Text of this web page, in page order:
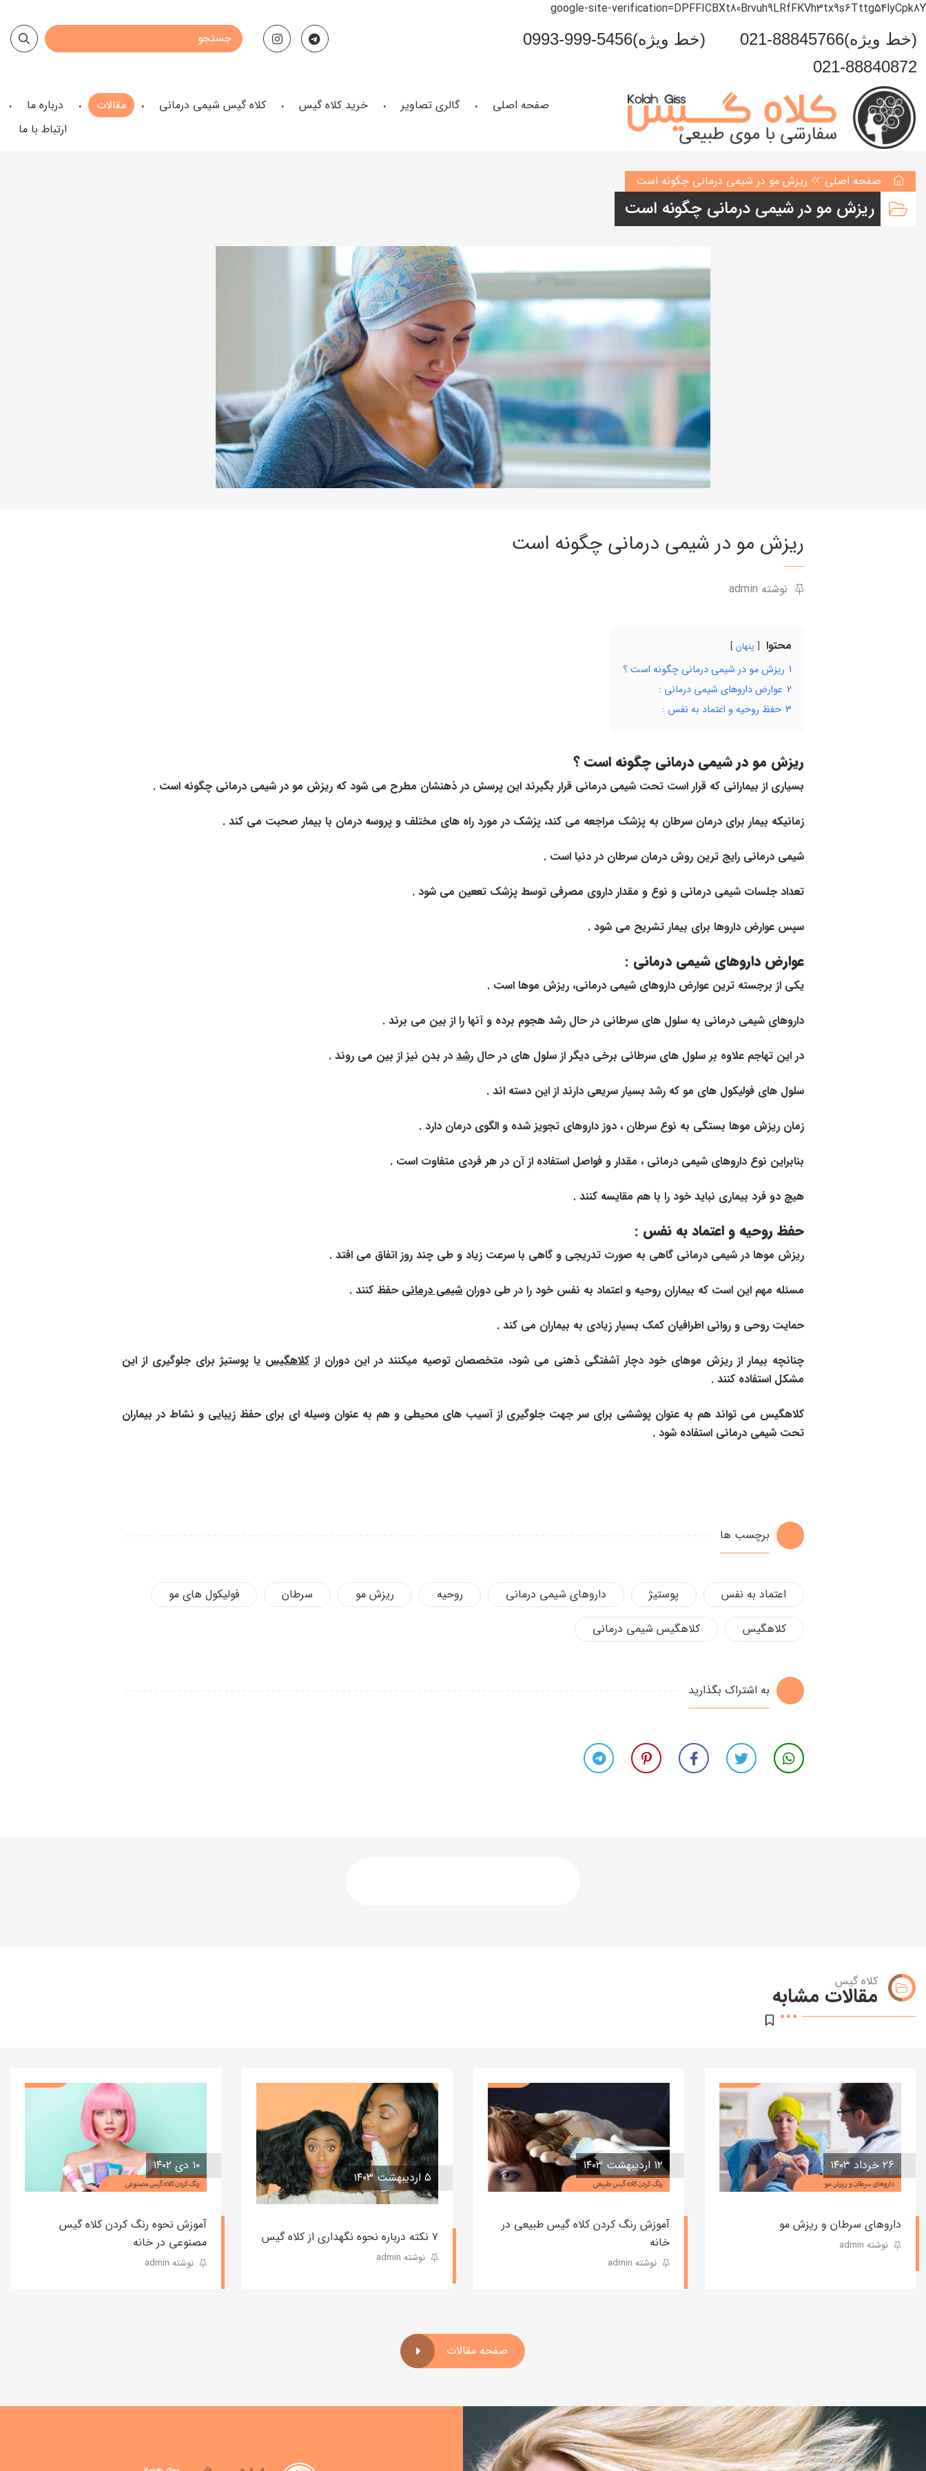
google-site-verification=DPFFICBXt80Brvuh9LRfFKVh3tx9s6Tttg54lyCpk8Y
021-88845766(خط ویژه)
0993-999-5456(خط ویژه)
021-88840872
صفحه اصلی گالری تصاویر خرید کلاه گیس کلاه گیس شیمی درمانی مقالات
درباره ما
ارتباط با ما
صفحه اصلی ریزش مو در شیمی درمانی چگونه است
ریزش مو در شیمی درمانی چگونه است
ریزش مو در شیمی درمانی چگونه است
نوشته admin
محتوا پنهان
1 ریزش مو در شیمی درمانی چگونه است ؟
2 عوارض داروهای شیمی درمانی :
3 حفظ روحیه و اعتماد به نفس :
ریزش مو در شیمی درمانی چگونه است ؟
بسیاری از بیمارانی که قرار است تحت شیمی درمانی قرار بگیرند این پرسش در ذهنشان مطرح می شود که ریزش مو در شیمی درمانی چگونه است .
زمانیکه بیمار برای درمان سرطان به پزشک مراجعه می کند، پزشک در مورد راه های مختلف و پروسه درمان با بیمار صحبت می کند .
شیمی درمانی رایج ترین روش درمان سرطان در دنیا است .
تعداد جلسات شیمی درمانی و نوع و مقدار داروی مصرفی توسط پزشک تععین می شود .
سپس عوارض داروها برای بیمار تشریح می شود .
عوارض داروهای شیمی درمانی :
یکی از برجسته ترین عوارض داروهای شیمی درمانی، ریزش موها است .
داروهای شیمی درمانی به سلول های سرطانی در حال رشد هجوم برده و آنها را از بین می برند .
در این تهاجم علاوه بر سلول های سرطانی برخی دیگر از سلول های در حال رشد در بدن نیز از بین می روند .
سلول های فولیکول های مو که رشد بسیار سریعی دارند از این دسته اند .
زمان ریزش موها بستگی به نوع سرطان ، دوز داروهای تجویز شده و الگوی درمان دارد .
بنابراین نوع داروهای شیمی درمانی ، مقدار و فواصل استفاده از آن در هر فردی متفاوت است .
هیچ دو فرد بیماری نباید خود را با هم مقایسه کنند .
حفظ روحیه و اعتماد به نفس :
ریزش موها در شیمی درمانی گاهی به صورت تدریجی و گاهی با سرعت زیاد و طی چند روز اتفاق می افتد .
مسئله مهم این است که بیماران روحیه و اعتماد به نفس خود را در طی دوران شیمی درمانی حفظ کنند .
حمایت روحی و روانی اطرافیان کمک بسیار زیادی به بیماران می کند .
چنانچه بیمار از ریزش موهای خود دچار آشفتگی ذهنی می شود، متخصصان توصیه میکنند در این دوران ازکلاهگیس یا پوستیژ برای جلوگیری از این
مشکل استفاده کنند .
کلاهگیس می تواند هم به عنوان پوششی برای سر جهت جلوگیری از آسیب های محیطی و هم به عنوان وسیله ای برای حفظ زیبایی و نشاط در بیماران
تحت شیمی درمانی استفاده شود .
برچسب ها
اعتماد به نفس پوستیژ داروهای شیمی درمانی روحیه ریزش مو سرطان
فولیکول های مو
کلاهگیس
کلاهگیس شیمی درمانی
به اشتراک بگذارید
کلاه گیس
مقالات مشابه
۲۶ خرداد ۱۴۰۳
داروهای سرطان و ریزش مو
نوشته admin
۱۲ اردیبهشت ۱۴۰۳
آموزش رنگ کردن کلاه گیس طبیعی در
خانه
نوشته admin
۵ اردیبهشت ۱۴۰۳
۷ نکته درباره نحوه نگهداری از کلاه گیس
نوشته admin
۱۰ دی ۱۴۰۲
آموزش نحوه رنگ کردن کلاه گیس
مصنوعی در خانه
نوشته admin
صفحه مقالات